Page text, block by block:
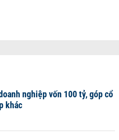
nghiệp vốn 100 tỷ, góp cổ
khác